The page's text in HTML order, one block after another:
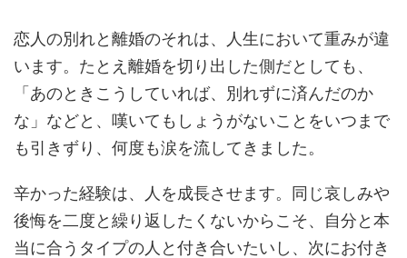
恋人の別れと離婚のそれは、人生において重みが違
います。たとえ離婚を切り出した側だとしても、
「あのときこうしていれば、別れずに済んだのか
な」などと、嘆いてもしょうがないことをいつまで
も引きずり、何度も涙を流してきました。
辛かった経験は、人を成長させます。同じ哀しみや
後悔を二度と繰り返したくないからこそ、自分と本
当に合うタイプの人と付き合いたいし、次にお付き